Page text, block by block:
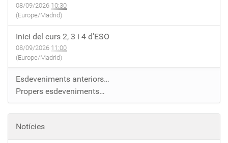
08/09/2026 10:30
(Europe/Madrid)
Inici del curs 2, 3 i 4 d'ESO
08/09/2026 11:00
(Europe/Madrid)
Esdeveniments anteriors…
Propers esdeveniments…
Notícies